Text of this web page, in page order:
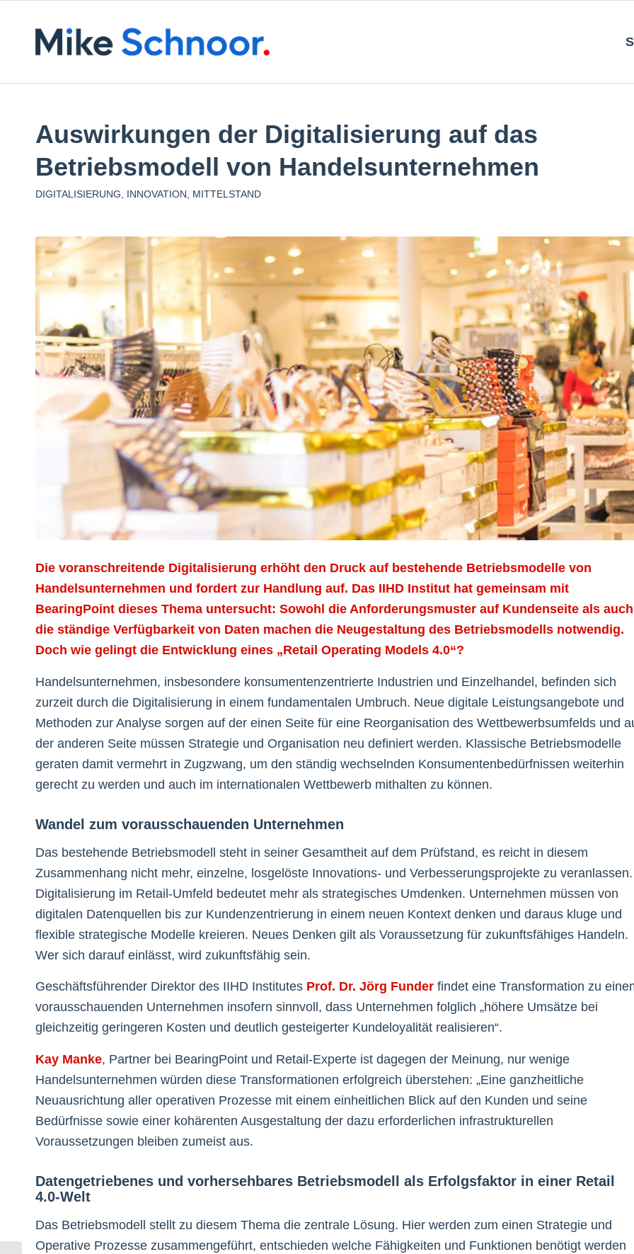
Auswirkungen der Digitalisierung auf das
Betriebsmodell von Handelsunternehmen
DIGITALISIERUNG INNOVATION MITTELSTAND
Die voranschreitende Digitalisierung erhöht den Druck auf bestehende Betriebsmodelle von
Handelsunternehmen und fordert zur Handlung auf. Das IIHD Institut hat gemeinsam mit
BearingPoint dieses Thema untersucht: Sowohl die Anforderungsmuster auf Kundenseite als auch
die ständige Verfügbarkeit von Daten machen die Neugestaltung des Betriebsmodells notwendig.
Doch wie gelingt die Entwicklung eines „Retail Operating Models 4.0“?
Handelsunternehmen, insbesondere konsumentenzentrierte Industrien und Einzelhandel, befinden sich
zurzeit durch die Digitalisierung in einem fundamentalen Umbruch. Neue digitale Leistungsangebote und
Methoden zur Analyse sorgen auf der einen Seite für eine Reorganisation des Wettbewerbsumfelds und
der anderen Seite müssen Strategie und Organisation neu definiert werden. Klassische Betriebsmodelle
geraten damit vermehrt in Zugzwang, um den ständig wechselnden Konsumentenbedürfnissen weiterhin
gerecht zu werden und auch im internationalen Wettbewerb mithalten zu können.
Wandel zum vorausschauenden Unternehmen
Das bestehende Betriebsmodell steht in seiner Gesamtheit auf dem Prüfstand, es reicht in diesem
Zusammenhang nicht mehr, einzelne, losgelöste Innovations- und Verbesserungsprojekte zu veranlassen.
Digitalisierung im Retail-Umfeld bedeutet mehr als strategisches Umdenken. Unternehmen müssen von
digitalen Datenquellen bis zur Kundenzentrierung in einem neuen Kontext denken und daraus kluge und
flexible strategische Modelle kreieren. Neues Denken gilt als Voraussetzung für zukunftsfähiges Handeln.
Wer sich darauf einlässt, wird zukunftsfähig sein.
Geschäftsführender Direktor des IIHD Institutes Prof. Dr. Jörg Funder findet eine Transformation zu
vorausschauenden Unternehmen insofern sinnvoll, dass Unternehmen folglich „höhere Umsätze bei
gleichzeitig geringeren Kosten und deutlich gesteigerter Kundeloyalität realisieren“.
Kay Manke, Partner bei BearingPoint und Retail-Experte ist dagegen der Meinung, nur wenige
Handelsunternehmen würden diese Transformationen erfolgreich überstehen: „Eine ganzheitliche
Neuausrichtung aller operativen Prozesse mit einem einheitlichen Blick auf den Kunden und seine
Bedürfnisse sowie einer kohärenten Ausgestaltung der dazu erforderlichen infrastrukturellen
Voraussetzungen bleiben zumeist aus.
Datengetriebenes und vorhersehbares Betriebsmodell als Erfolgsfaktor in einer Retail
4.0-Welt
Das Betriebsmodell stellt zu diesem Thema die zentrale Lösung. Hier werden zum einen Strategie und
Operative Prozesse zusammengeführt, entschieden welche Fähigkeiten und Funktionen benötigt werden